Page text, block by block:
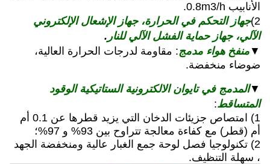
الأنابيب 0.8m3/h.
2) جهاز التحكم في الحرارة، جهاز الإشعال الإلكتروني
الآلي، جهاز حماية الفشل الآلي للنار .
▼منفخ هواء مدمج: مقاومة لدرجات الحرارة العالية،
ضوضاء منخفضة.
▼المدمج في تايوان الالكترونية الستاتيكية الوقود
المتساقط:
1) امتصاص جزيئات الدخان التي يزيد قطرها عن 0.1 أم
أم (قطر) مع كفاءة معالجة تتراوح بين 93% و 97%؛
2) تكنولوجيا فصل لوحة جمع الغبار عالية ومنخفضة الجهد
، سهلة التنظيف.